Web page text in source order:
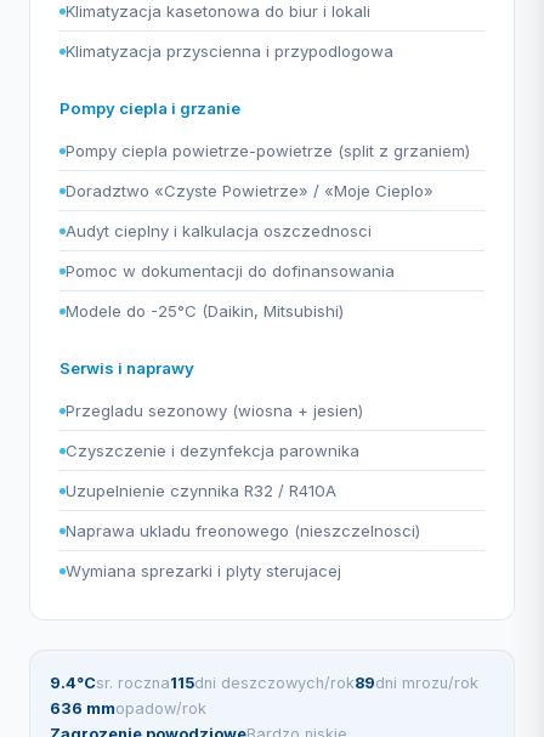
Klimatyzacja kasetonowa do biur i lokali
Klimatyzacja przyscienna i przypodlogowa
Pompy ciepla i grzanie
Pompy ciepla powietrze-powietrze (split z grzaniem)
Doradztwo «Czyste Powietrze» / «Moje Cieplo»
Audyt cieplny i kalkulacja oszczednosci
Pomoc w dokumentacji do dofinansowania
Modele do -25°C (Daikin, Mitsubishi)
Serwis i naprawy
Przegladu sezonowy (wiosna + jesien)
Czyszczenie i dezynfekcja parownika
Uzupelnienie czynnika R32 / R410A
Naprawa ukladu freonowego (nieszczelnosci)
Wymiana sprezarki i plyty sterujacej
9.4°Csr. roczna115dni deszczowych/rok89dni mrozu/rok
636 mmopadow/rok